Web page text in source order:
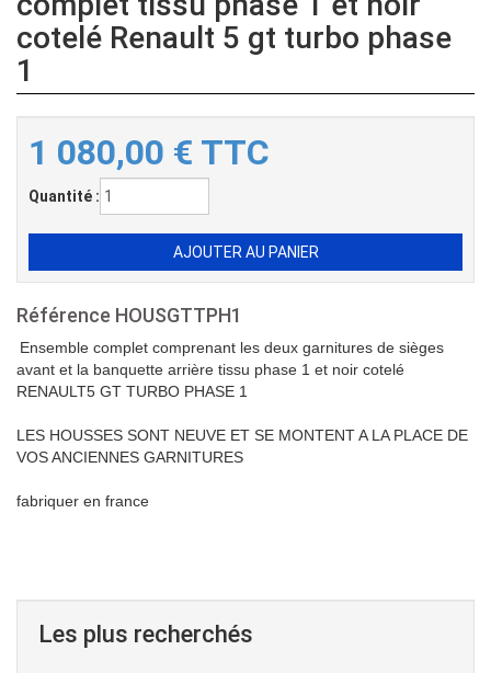
cotelé Renault 5 gt turbo phase
1
1 080,00 € TTC
Quantité :
Référence HOUSGTTPH1
Ensemble complet comprenant les deux garnitures de sièges
avant et la banquette arrière tissu phase 1 et noir cotelé
RENAULT5 GT TURBO PHASE 1
LES HOUSSES SONT NEUVE ET SE MONTENT A LA PLACE DE
VOS ANCIENNES GARNITURES
fabriquer en france
Les plus recherchés